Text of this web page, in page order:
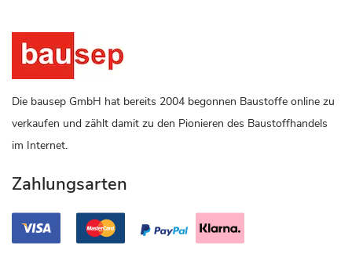
Die bausep GmbH hat bereits 2004 begonnen Baustoffe online zu
verkaufen und zählt damit zu den Pionieren des Baustoffhandels
im Internet.
Zahlungsarten